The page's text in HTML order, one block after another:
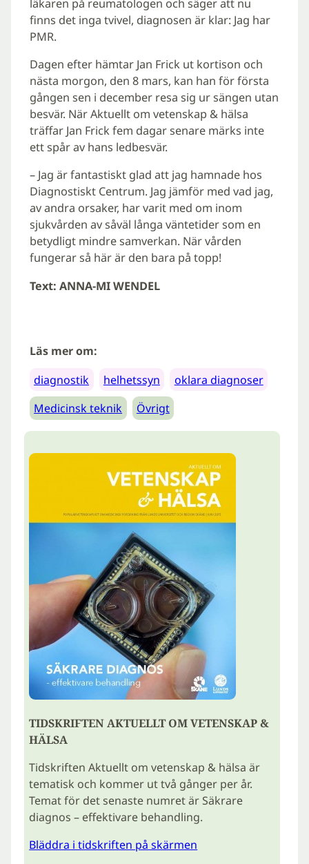
läkaren på reumatologen och säger att nu
finns det inga tvivel, diagnosen är klar: Jag har
PMR.
Dagen efter hämtar Jan Frick ut kortison och
nästa morgon, den 8 mars, kan han för första
gången sen i december resa sig ur sängen utan
besvär. När Aktuellt om vetenskap & hälsa
träffar Jan Frick fem dagar senare märks inte
ett spår av hans ledbesvär.
– Jag är fantastiskt glad att jag hamnade hos
Diagnostiskt Centrum. Jag jämför med vad jag,
av andra orsaker, har varit med om inom
sjukvården av såväl långa väntetider som en
betydligt mindre samverkan. När vården
fungerar så här är den bara på topp!
Text: ANNA-MI WENDEL
Läs mer om:
diagnostik
helhetssyn
oklara diagnoser
Medicinsk teknik
Övrigt
TIDSKRIFTEN AKTUELLT OM VETENSKAP &
HÄLSA
Tidskriften Aktuellt om vetenskap & hälsa är
tematisk och kommer ut två gånger per år.
Temat för det senaste numret är Säkrare
diagnos – effektivare behandling.
Bläddra i tidskriften på skärmen